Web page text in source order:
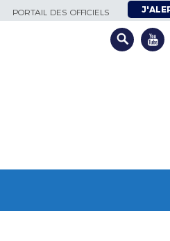
PORTAIL DES OFFICIELS